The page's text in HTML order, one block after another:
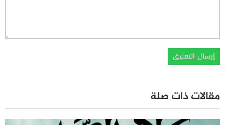
مقالات ذات صلة